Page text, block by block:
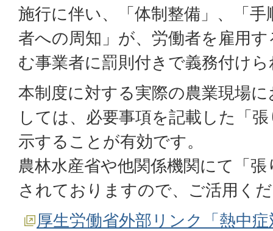
施行に伴い、「体制整備」、「
者への周知」が、労働者を雇用
む事業者に罰則付きで義務付け
本制度に対する実際の農業現場
しては、必要事項を記載した「
示することが有効です。
農林水産省や他関係機関にて「
されておりますので、ご活用く
厚生労働省外部リンク「熱中